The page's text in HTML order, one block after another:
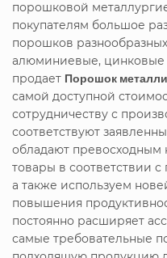
порошковой
покупателям большое
порошков
алюминиевые, цинковые
продает Порошок
самой доступной
сотрудничеству с
соответствуют
обладают превосходным
товары в соответствии
а также используем
повышения
постоянно расширяет
самые требовательные